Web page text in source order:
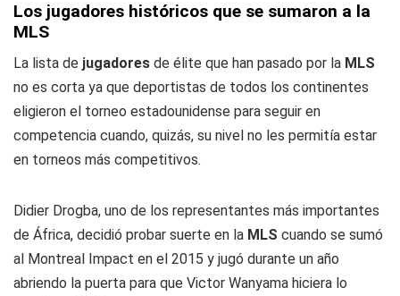
Los jugadores históricos que se sumaron a la
MLS
La lista de jugadores de élite que han pasado por la MLS
no es corta ya que deportistas de todos los continentes
eligieron el torneo estadounidense para seguir en
competencia cuando, quizás, su nivel no les permitía estar
en torneos más competitivos.
Didier Drogba, uno de los representantes más importantes
de África, decidió probar suerte en la MLS cuando se sumó
al Montreal Impact en el 2015 y jugó durante un año
abriendo la puerta para que Victor Wanyama hiciera lo